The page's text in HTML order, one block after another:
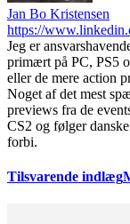
Jan Bo Kristensen
https://
Jeg er
primært på PC, PS5
eller de mere action
Noget af det mest
previews fra de
CS2 og følger
forbi.
Tilsvarende indlæg